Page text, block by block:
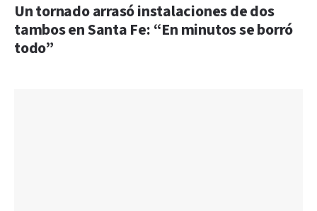
Un tornado arrasó instalaciones de dos
tambos en Santa Fe: “En minutos se borró
todo”